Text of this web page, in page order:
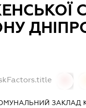
ЗАКЛАД